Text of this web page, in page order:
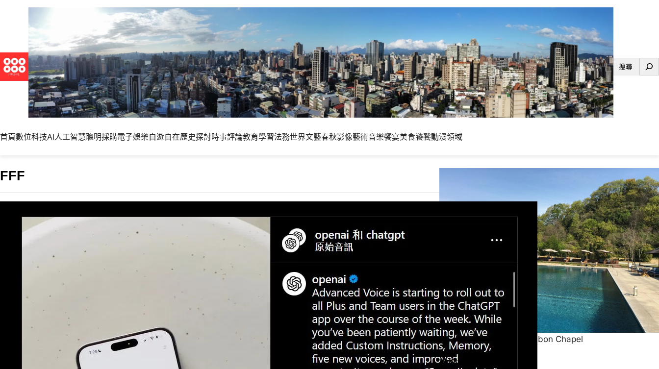
搜
首頁數位科技AI人工智慧聰明採購電子娛樂自遊自在歷史探討時事評論教育學習法務世界文藝春秋影像藝術音樂饗宴美食饕餮動漫領域
FFF
代
永遠的真田幸村
OpenAI 日前表示，進階版的AI 語音功能將在本週內開始向所有訂閱 ChatGPT Plus
和 Team…
一直很喜歡的緞帶教堂 Ribbon Chapel
歡迎追蹤我們